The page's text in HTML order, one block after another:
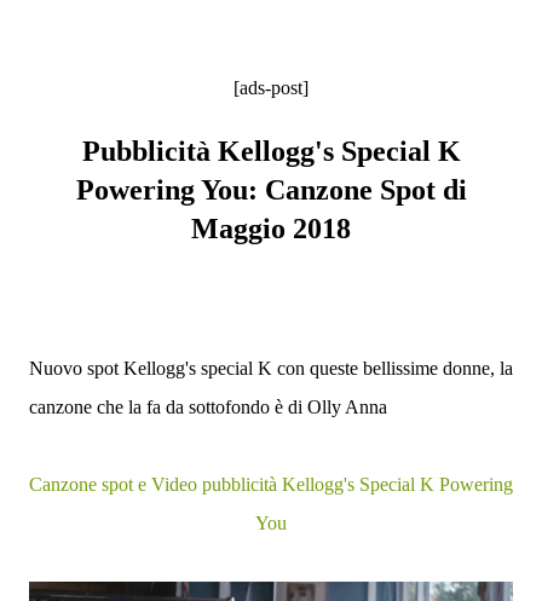
[ads-post]
Pubblicità Kellogg's Special K
Powering You: Canzone Spot di
Maggio 2018
Nuovo spot Kellogg's special K con queste bellissime donne, la
canzone che la fa da sottofondo è di Olly Anna
Canzone spot e Video pubblicità Kellogg's Special K Powering
You